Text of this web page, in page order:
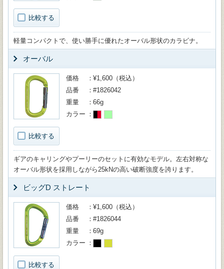
比較する
軽量コンパクトで、使い勝手に優れたオーバル形状のカラビナ。
オーバル
比較する
価格
¥1,600（税込）
品番
#1826042
重量
66g
カラー
ギアのキャリングやプーリーのセットに有効なモデル。左右対称な
オーバル形状を採用しながら25kNの高い破断強度を誇ります。
ビッグD ストレート
比較する
価格
¥1,600（税込）
品番
#1826044
重量
69g
カラー